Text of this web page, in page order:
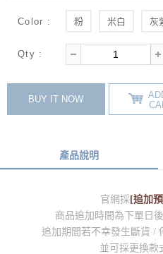
Color : 粉 米白 灰
Qty :
BUY IT NOW
產品說明
官網採[追加
商品追加時間為下單日
追加期間若不幸發生斷貨 /
並可採更換款